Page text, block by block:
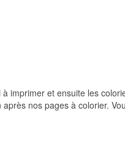
imprimer et ensuite les
nos pages à colorier.